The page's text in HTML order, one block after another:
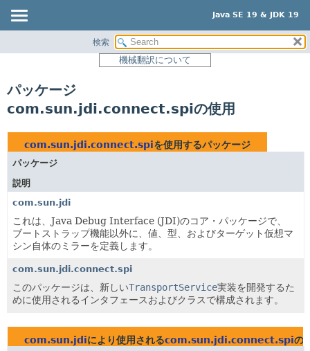
Java SE 19 & JDK 19
パッケージ
クラス
使用
ツリー
新規
非推奨
索引
検索
機械翻訳について
パッケージ
com.sun.jdi.connect.spiの使用
com.sun.jdi.connect.spiを使用するパッケージ
パッケージ
説明
com.sun.jdi
これは、Java Debug Interface (JDI)のコア・パッケージで、
ブートストラップ機能以外に、値、型、およびターゲット仮想マ
シン自体のミラーを定義します。
com.sun.jdi.connect.spi
このパッケージは、新しいTransportService実装を開発するた
めに使用されるインタフェースおよびクラスで構成されます。
com.sun.jdiにより使用されるcom.sun.jdi.connect.spiの